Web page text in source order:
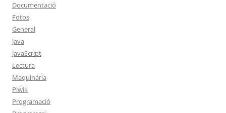
Documentació
Fotos
General
Java
JavaScript
Lectura
Maquinària
Piwik
Programació